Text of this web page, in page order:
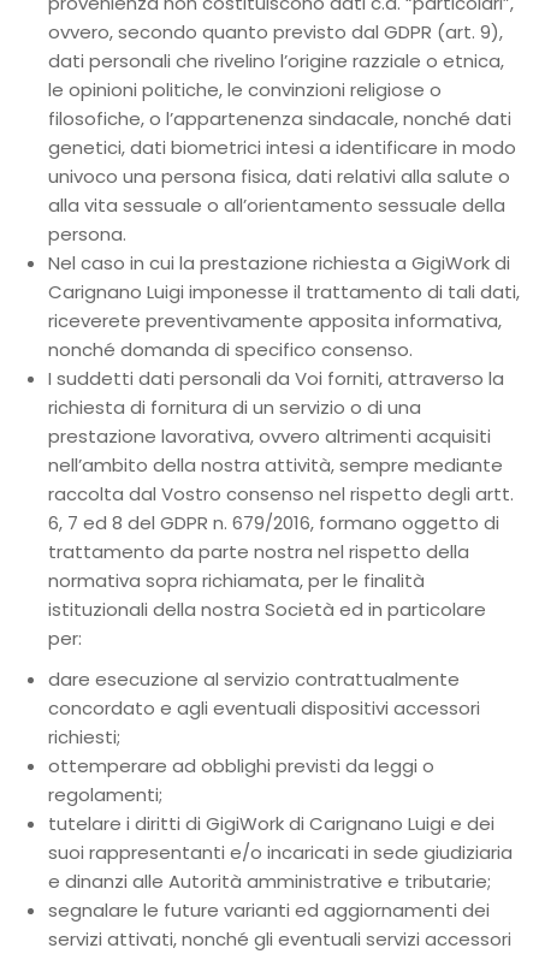
ovvero, secondo quanto previsto dal GDPR (art. 9),
dati personali che rivelino l’origine razziale o etnica,
le opinioni politiche, le convinzioni religiose o
filosofiche, o l’appartenenza sindacale, nonché dati
genetici, dati biometrici intesi a identificare in modo
univoco una persona fisica, dati relativi alla salute o
alla vita sessuale o all’orientamento sessuale della
persona.
Nel caso in cui la prestazione richiesta a GigiWork di
Carignano Luigi imponesse il trattamento di tali dati,
riceverete preventivamente apposita informativa,
nonché domanda di specifico consenso.
I suddetti dati personali da Voi forniti, attraverso la
richiesta di fornitura di un servizio o di una
prestazione lavorativa, ovvero altrimenti acquisiti
nell’ambito della nostra attività, sempre mediante
raccolta dal Vostro consenso nel rispetto degli artt.
6, 7 ed 8 del GDPR n. 679/2016, formano oggetto di
trattamento da parte nostra nel rispetto della
normativa sopra richiamata, per le finalità
istituzionali della nostra Società ed in particolare
per:
dare esecuzione al servizio contrattualmente
concordato e agli eventuali dispositivi accessori
richiesti;
ottemperare ad obblighi previsti da leggi o
regolamenti;
tutelare i diritti di GigiWork di Carignano Luigi e dei
suoi rappresentanti e/o incaricati in sede giudiziaria
e dinanzi alle Autorità amministrative e tributarie;
segnalare le future varianti ed aggiornamenti dei
servizi attivati, nonché gli eventuali servizi accessori